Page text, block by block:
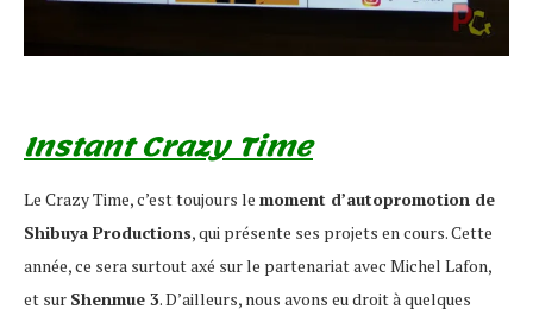
Instant Crazy Time
Le Crazy Time, c’est toujours le moment d’autopromotion de
Shibuya Productions, qui présente ses projets en cours. Cette
année, ce sera surtout axé sur le partenariat avec Michel Lafon,
et sur Shenmue 3. D’ailleurs, nous avons eu droit à quelques